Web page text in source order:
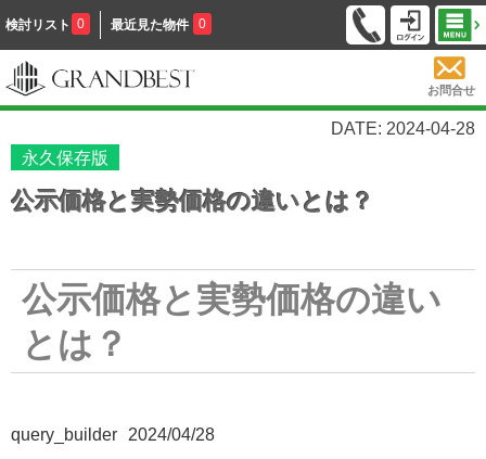
検討リスト 0 最近見た物件 0
お問合せ
DATE: 2024-04-28
永久保存版
公示価格と実勢価格の違いとは？
公示価格と実勢価格の違い
とは？
query_builder 2024/04/28